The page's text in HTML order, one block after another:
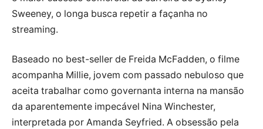
Sweeney, o longa busca repetir a façanha no
streaming.
Baseado no best-seller de Freida McFadden, o filme
acompanha Millie, jovem com passado nebuloso que
aceita trabalhar como governanta interna na mansão
da aparentemente impecável Nina Winchester,
interpretada por Amanda Seyfried. A obsessão pela